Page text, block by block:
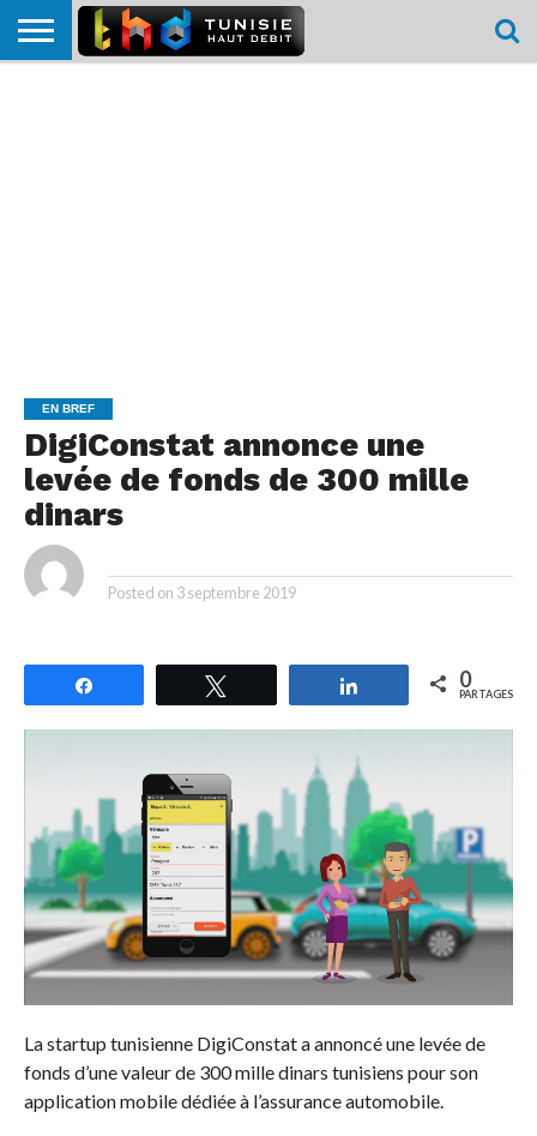
EN BREF
DigiConstat annonce une
levée de fonds de 300 mille
dinars
Posted on 3 septembre 2019
Partagez 0
PARTAGES
La startup tunisienne DigiConstat a annoncé une levée de
fonds d’une valeur de 300 mille dinars tunisiens pour son
application mobile dédiée à l’assurance automobile.